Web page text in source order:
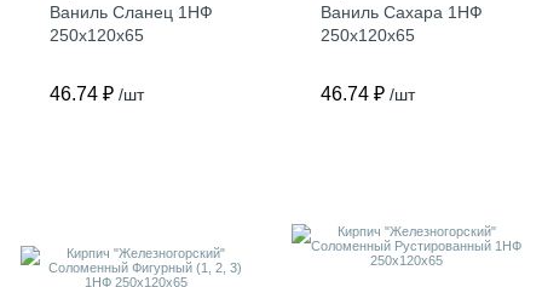
Ваниль Сланец 1НФ
250х120х65
46.74 ₽ /шт
Ваниль Сахара 1НФ
250х120х65
46.74 ₽ /шт